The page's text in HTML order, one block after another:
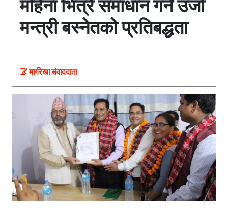
महिना भित्रै समाधान गर्ने उर्जा
मन्त्री बस्नेतको प्रतिबद्धता
मार्गरेखा संवाददाता